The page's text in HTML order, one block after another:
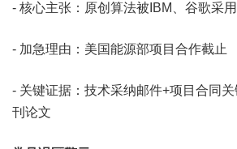
- 核心主张：原创算法被IBM、谷歌采用
- 加急理由：美国能源部项目合作截止
- 关键证据：技术采纳邮件+项目合同
刊论文